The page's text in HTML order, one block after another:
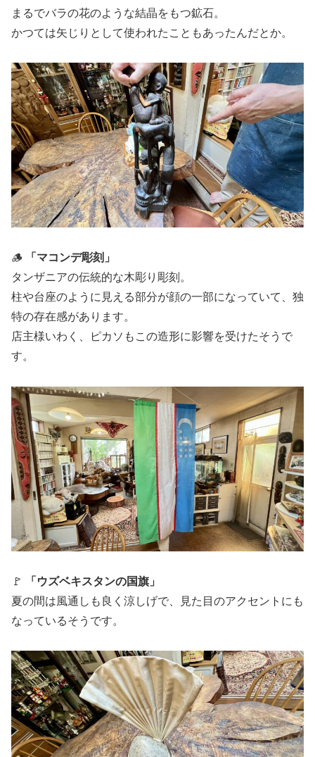
まるでバラの花のような結晶をもつ鉱石。
かつては矢じりとして使われたこともあったんだとか。
🪵
「マコンデ彫刻」
タンザニアの伝統的な木彫り彫刻。
柱や台座のように見える部分が顔の一部になっていて、独
特の存在感があります。
店主様いわく、ピカソもこの造形に影響を受けたそうで
す。
🚩
「ウズベキスタンの国旗」
夏の間は風通しも良く涼しげで、見た目のアクセントにも
なっているそうです。